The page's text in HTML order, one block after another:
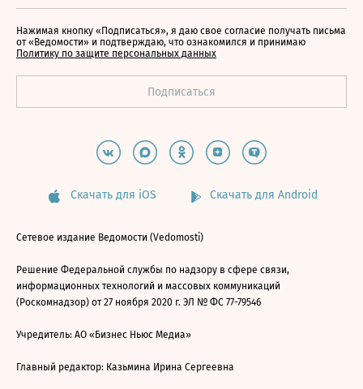
Нажимая кнопку «Подписаться», я даю свое согласие получать письма
от «Ведомости» и подтверждаю, что ознакомился и принимаю
Политику по защите персональных данных
Скачать для iOS Скачать для Android
Сетевое издание Ведомости (Vedomosti)
Решение Федеральной службы по надзору в сфере связи,
информационных технологий и массовых коммуникаций
(Роскомнадзор) от 27 ноября 2020 г. ЭЛ № ФС 77-79546
Учредитель: АО «Бизнес Ньюс Медиа»
Главный редактор: Казьмина Ирина Сергеевна